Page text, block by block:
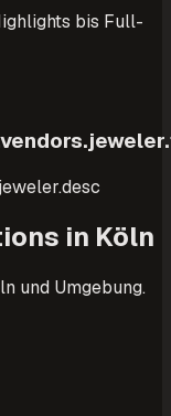
bis Full-
in Köln
und Umgebung.